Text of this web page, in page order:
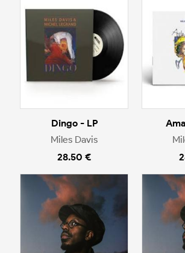
Dingo - LP
Miles Davis
28.50 €